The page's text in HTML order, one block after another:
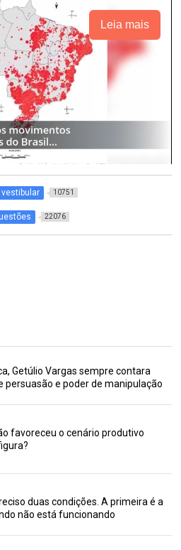
Leia mais
10751
22076
Getúlio Vargas sempre contara
persuasão e poder de manipulação
favoreceu o cenário produtivo
duas condições. A primeira é a
não está funcionando